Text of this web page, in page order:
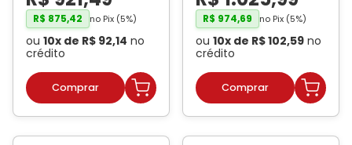
R$ 875,42 no Pix (5%)
ou 10x de R$ 92,14 no
crédito
R$ 974,69 no Pix (5%)
ou 10x de R$102,59 no
crédito